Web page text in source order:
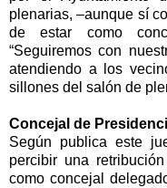
plenarias, –aunque sí
de estar como
“Seguiremos con
atendiendo a los
sillones del salón de
Concejal de
Según publica este
percibir una
como concejal